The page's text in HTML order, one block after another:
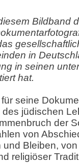
Bildband
in
in seinen
hat.
seine
jüdischen
der
von
und Bleiben,
religiöser